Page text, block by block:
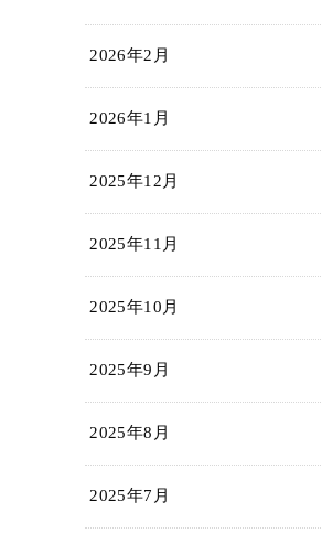
2026年2月
2026年1月
2025年12月
2025年11月
2025年10月
2025年9月
2025年8月
2025年7月